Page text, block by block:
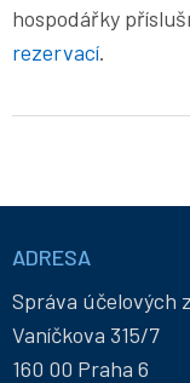
hospodářky
rezervací.
a
kontakty
ADRESA
Správa účelových
Vaníčkova 315/7
160 00 Praha 6